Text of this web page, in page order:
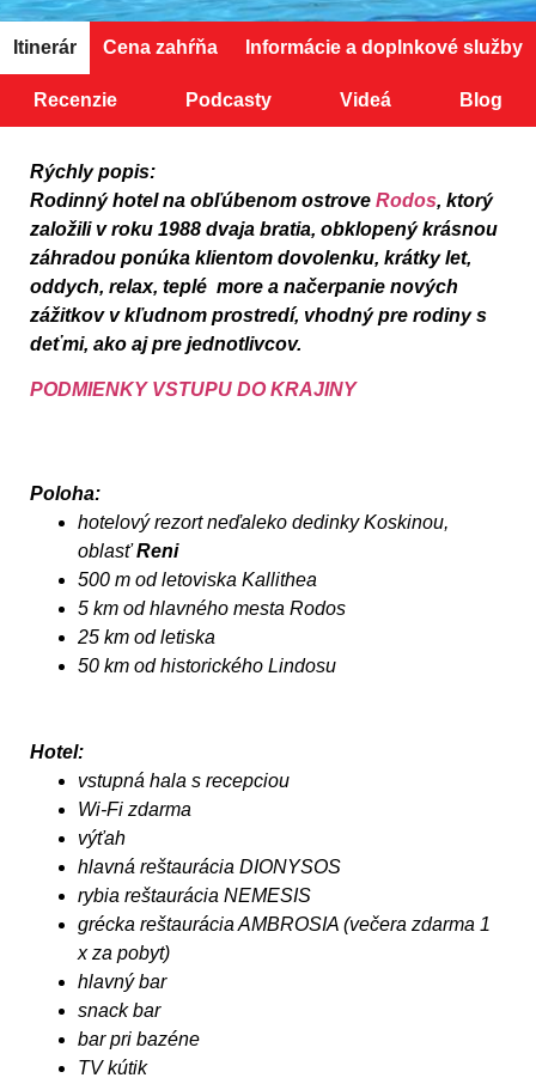
Itinerár Cena zahŕňa Informácie a doplnkové služby
Recenzie Podcasty Videá Blog
Rýchly popis:
Rodinný hotel na obľúbenom ostrove Rodos, ktorý
založili v roku 1988 dvaja bratia, obklopený krásnou
záhradou ponúka klientom dovolenku, krátky let,
oddych, relax, teplé more a načerpanie nových
zážitkov v kľudnom prostredí, vhodný pre rodiny s
deťmi, ako aj pre jednotlivcov.
PODMIENKY VSTUPU DO KRAJINY
Poloha:
hotelový rezort neďaleko dedinky Koskinou,
oblasťReni
500 m od letoviska Kallithea
5 km od hlavného mesta Rodos
25 km od letiska
50 km od historického Lindosu
Hotel:
vstupná hala s recepciou
Wi-Fi zdarma
výťah
hlavná reštaurácia DIONYSOS
rybia reštaurácia NEMESIS
grécka reštaurácia AMBROSIA (večera zdarma 1
x za pobyt)
hlavný bar
snack bar
bar pri bazéne
TV kútik